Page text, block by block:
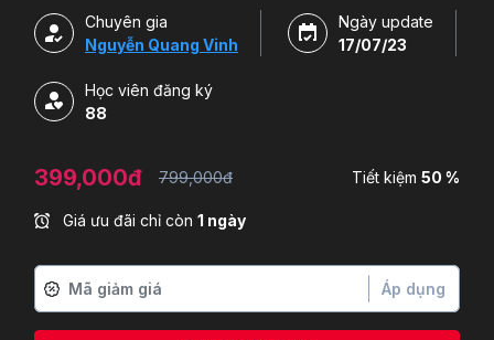
Chuyên gia
Nguyễn Quang Vinh
Ngày update
17/07/23
Học viên đăng ký
88
399,000đ 799,000đ Tiết kiệm 50 %
Giá ưu đãi chỉ còn 1 ngày
Áp dụng